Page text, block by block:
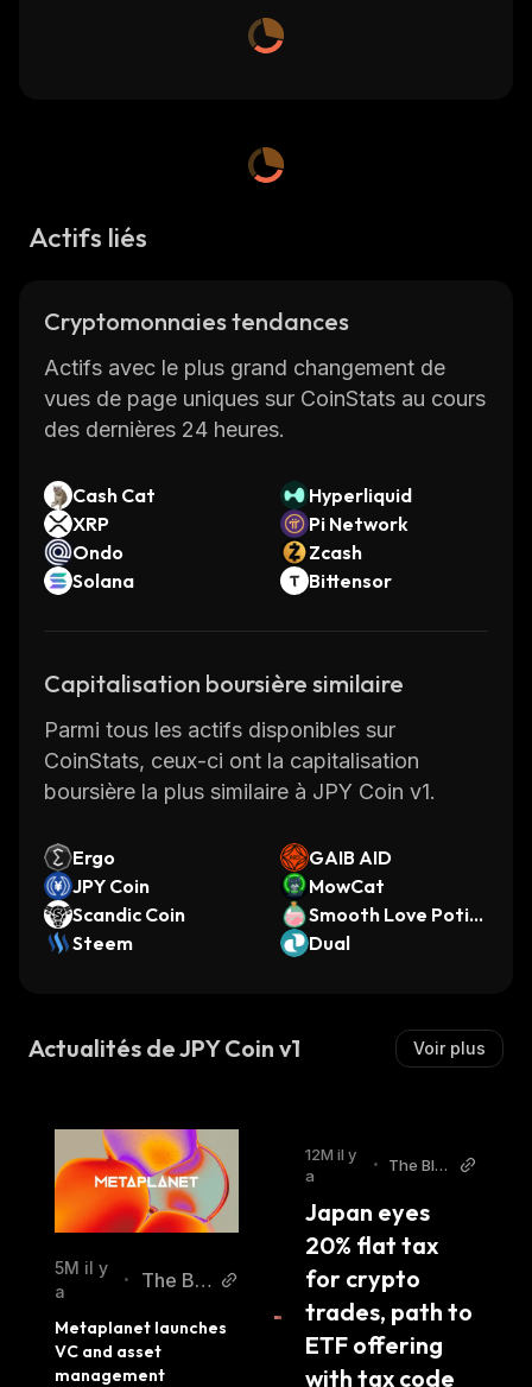
Actifs liés
Cryptomonnaies tendances
Actifs avec le plus grand changement de
vues de page uniques sur CoinStats au cours
des dernières 24 heures.
Cash Cat
Hyperliquid
XRP
Pi Network
Ondo
Zcash
Solana
Bittensor
Capitalisation boursière similaire
Parmi tous les actifs disponibles sur
CoinStats, ceux-ci ont la capitalisation
boursière la plus similaire à JPY Coin v1.
Ergo
GAIB AID
JPY Coin
MowCat
Scandic Coin
Smooth Love Potio
n
Steem Dual
Actualités de JPY Coin v1 Voir plus
5M il y
a
•
The Blo
Metaplanet launches
VC and asset
management
12M il y
a
•
The Blo
Japan eyes
20% flat tax
for crypto
trades, path to
ETF offering
with tax code